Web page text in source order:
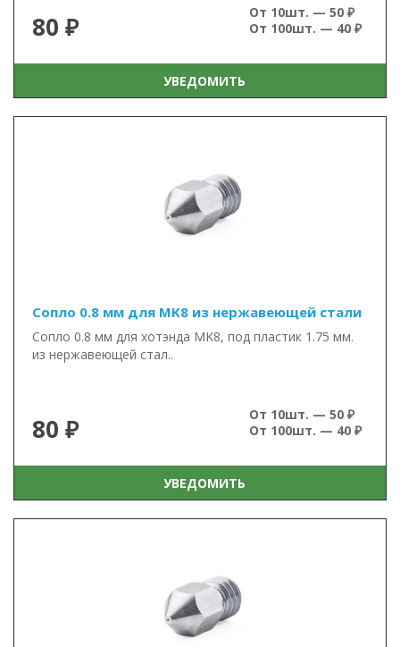
80 ₽
От 10шт. — 50 ₽
От 100шт. — 40 ₽
УВЕДОМИТЬ
Сопло 0.8 мм для MK8 из нержавеющей стали
Сопло 0.8 мм для хотэнда MK8, под пластик 1.75 мм.
из нержавеющей стал..
80 ₽
От 10шт. — 50 ₽
От 100шт. — 40 ₽
УВЕДОМИТЬ